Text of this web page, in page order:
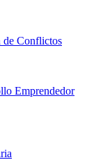
de Conflictos
Emprendedor